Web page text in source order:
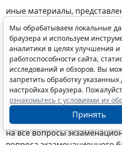
иные материалы,
лицом или его
27. В ходе сдачи
аттестуемому лицу
экзаменационный билет, в
три вопроса по основному
деятельности аттестуемого
Теоретическая часть
пройденной, если
на все вопросы
Мы обрабатываем локальные
браузера и используем
аналитики в целях улучшения и
работоспособности сайта,
исследований и обзоров. Вы
запретить обработку
настройках браузера.
ознакомьтесь с условиями их
Принять